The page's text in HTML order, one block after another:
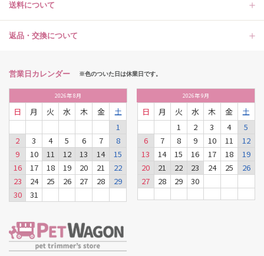
送料について
返品・交換について
営業日カレンダー ※色のついた日は休業日です。
2026年8月
日 月 火 水 木 金
土
1
2
3 4 5 6 7
8
9
10 11 12 13 14
15
16
17 18 19 20 21
22
23
24 25 26 27 28
29
30
31
2026年9月
日 月 火 水 木 金
土
1
2 3 4
5
6
7 8 9 10 11
12
13
14 15 16 17 18
19
20
21 22 23 24 25
26
27
28 29 30